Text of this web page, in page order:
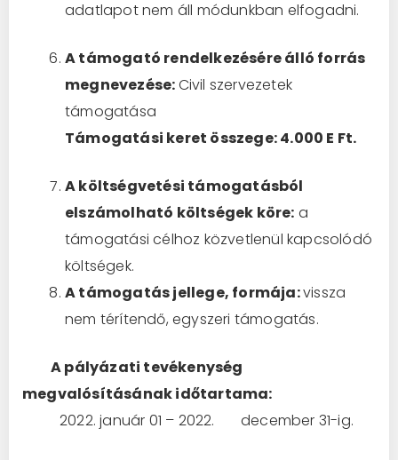
adatlapot nem áll módunkban elfogadni.
A támogató rendelkezésére álló forrás
megnevezése:Civil szervezetek
támogatása
Támogatási keret összege: 4.000 E Ft.
A költségvetési támogatásból
elszámolható költségek köre: a
támogatási célhoz közvetlenül kapcsolódó
költségek.
A támogatás jellege, formája:vissza
nem térítendő, egyszeri támogatás.
A pályázati tevékenység
megvalósításának időtartama:
2022. január 01 – 2022. december 31-ig.